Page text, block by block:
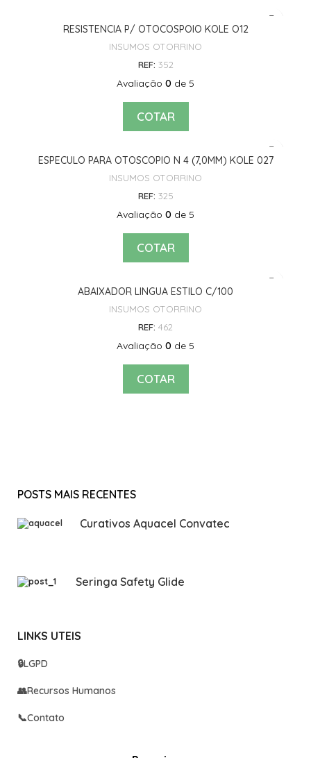
RESISTENCIA P/ OTOCOSPOIO KOLE O12
INSUMOS OTORRINO
REF: 352
Avaliação 0 de 5
COTAR
ESPECULO PARA OTOSCOPIO N 4 (7,0MM) KOLE 027
INSUMOS OTORRINO
REF: 325
Avaliação 0 de 5
COTAR
ABAIXADOR LINGUA ESTILO C/100
INSUMOS OTORRINO
REF: 462
Avaliação 0 de 5
COTAR
POSTS MAIS RECENTES
Curativos Aquacel Convatec
Seringa Safety Glide
LINKS UTEIS
🔒LGPD
👥Recursos Humanos
📞Contato